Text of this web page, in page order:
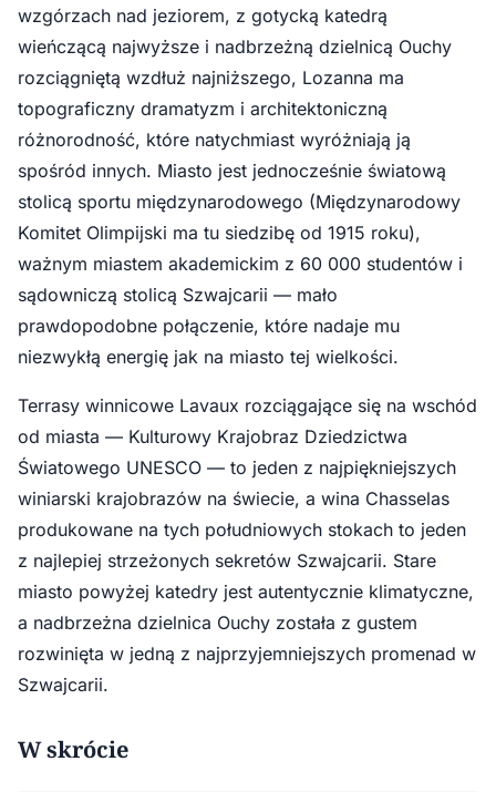
wzgórzach nad jeziorem, z gotycką katedrą
wieńczącą najwyższe i nadbrzeżną dzielnicą Ouchy
rozciągniętą wzdłuż najniższego, Lozanna ma
topograficzny dramatyzm i architektoniczną
różnorodność, które natychmiast wyróżniają ją
spośród innych. Miasto jest jednocześnie światową
stolicą sportu międzynarodowego (Międzynarodowy
Komitet Olimpijski ma tu siedzibę od 1915 roku),
ważnym miastem akademickim z 60 000 studentów i
sądowniczą stolicą Szwajcarii — mało
prawdopodobne połączenie, które nadaje mu
niezwykłą energię jak na miasto tej wielkości.
Terrasy winnicowe Lavaux rozciągające się na wschód
od miasta — Kulturowy Krajobraz Dziedzictwa
Światowego UNESCO — to jeden z najpiękniejszych
winiarski krajobrazów na świecie, a wina Chasselas
produkowane na tych południowych stokach to jeden
z najlepiej strzeżonych sekretów Szwajcarii. Stare
miasto powyżej katedry jest autentycznie klimatyczne,
a nadbrzeżna dzielnica Ouchy została z gustem
rozwinięta w jedną z najprzyjemniejszych promenad w
Szwajcarii.
W skrócie